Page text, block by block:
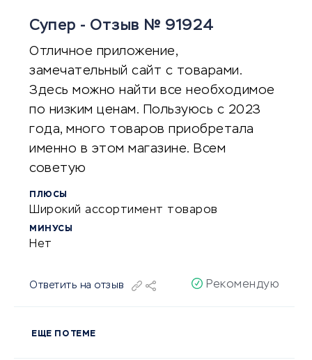
Супер - Отзыв № 91924
Отличное приложение,
замечательный сайт с товарами.
Здесь можно найти все необходимое
по низким ценам. Пользуюсь с 2023
года, много товаров приобретала
именно в этом магазине. Всем
советую
ПЛЮСЫ
Широкий ассортимент товаров
МИНУСЫ
Нет
Ответить на отзыв Рекомендую
ЕЩЕ ПО ТЕМЕ